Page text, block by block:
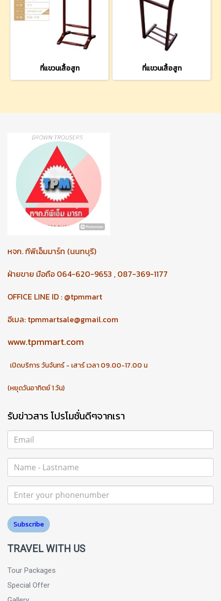
ที่แขวนเสื้อสูท ที่แขวนเสื้อสูท
หจก. ทีพีเอ็มมาร์ท (นนทบุรี)
ฝ่ายขาย มือถือ 064-620-9653 , 087-369-1177
OFFICE LINE ID : @tpmmart
อีเมล: tpmmartsale@gmail.com
www.tpmmart.com
เปิดบริการ วันจันทร์ - เสาร์ เวลา 09.00-17.00 น
(หยุดวันอาทิตย์ 1 วัน)
รับข่าวสาร โปรโมชั่นดีๆจากเรา
Subscribe
TRAVEL WITH US
Tour Packages
Special Offer